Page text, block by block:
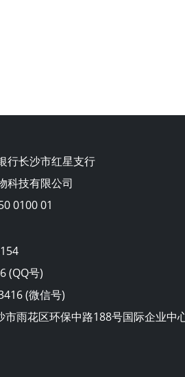
行长沙市红星支行
科技有限公司
0100 01
(QQ号)
(微信号)
市雨花区环保中路188号国际企业中